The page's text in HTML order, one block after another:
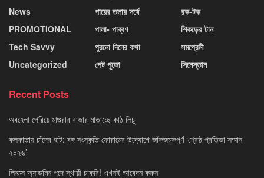
News
PROMOTIONAL
Tech Savvy
Uncategorized
পায়ের তলায় সর্ষে
পালা- পাব্বণ
পুরনো দিনের কথা
পেট পুজো
রক-টক
শিকড়ের টান
সমপ্রেমী
সিনেস্তান
Recent Posts
অবহেলা পেরিয়ে মাগুরার বাজার মাতাচ্ছে কাঠ লিচু
কলকাতায় চাঁদের হাট: বঙ্গ সংস্কৃতি ফোরামের উদ্যোগে জাঁকজমকপূর্ণ ‘শ্রেষ্ঠ প্রতিভা সম্মান
২০২৬’
লিনাক্স অ্যাডমিন পদে স্থায়ী চাকরি! এখনই আবেদন করুন